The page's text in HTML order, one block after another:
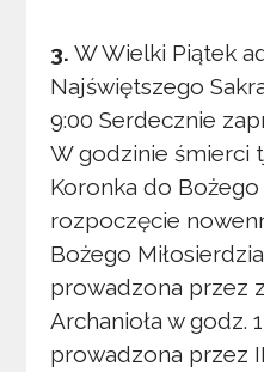
3. W Wielki Piątek
Najświętszego
9:00 Serdecznie
W godzinie śmierci
Koronka do Bożego
rozpoczęcie
Bożego
prowadzona przez
Archanioła w godz.
prowadzona przez